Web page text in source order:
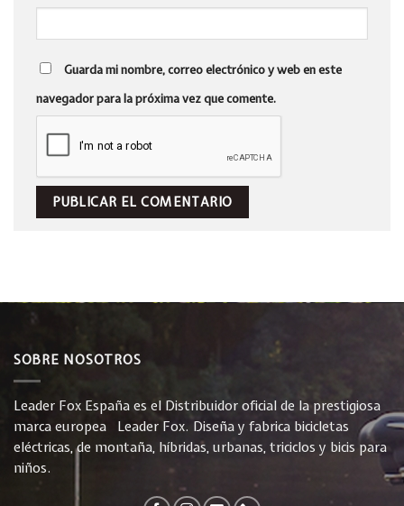
Guarda mi nombre, correo electrónico y web en este
navegador para la próxima vez que comente.
SOBRE NOSOTROS
Leader Fox España es el Distribuidor oficial de la prestigiosa
marca europea Leader Fox. Diseña y fabrica bicicletas
eléctricas, de montaña, híbridas, urbanas, triciclos y bicis para
niños.